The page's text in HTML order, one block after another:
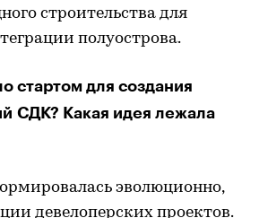
строительства для
полуострова.
стартом для создания
СДК? Какая идея лежала
эволюционно,
девелоперских проектов.